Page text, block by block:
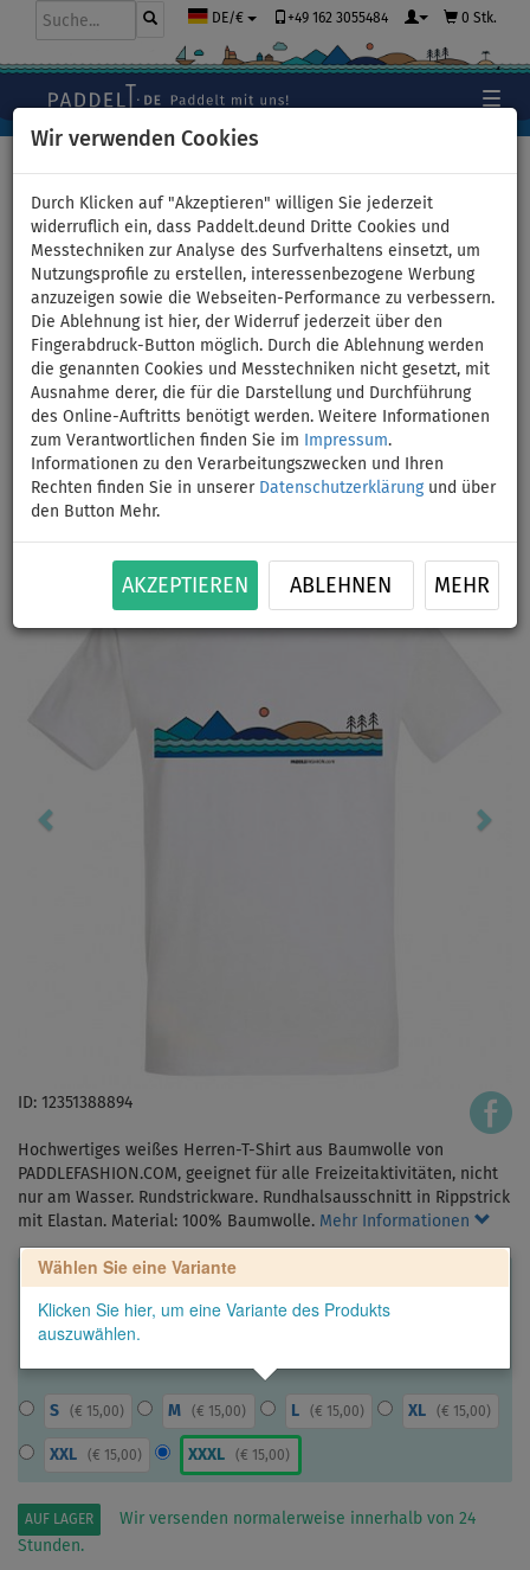
Wir verwenden Cookies
Durch Klicken auf "Akzeptieren" willigen Sie jederzeit
widerruflich ein, dass Paddelt.deund Dritte Cookies und
Messtechniken zur Analyse des Surfverhaltens einsetzt, um
Nutzungsprofile zu erstellen, interessenbezogene Werbung
anzuzeigen sowie die Webseiten-Performance zu verbessern.
Die Ablehnung ist hier, der Widerruf jederzeit über den
Fingerabdruck-Button möglich. Durch die Ablehnung werden
die genannten Cookies und Messtechniken nicht gesetzt, mit
Ausnahme derer, die für die Darstellung und Durchführung
des Online-Auftritts benötigt werden. Weitere Informationen
zum Verantwortlichen finden Sie im
Impressum.
Informationen zu den Verarbeitungszwecken und Ihren
Rechten finden Sie in unserer Datenschutzerklärungund über
den Button Mehr.
AKZEPTIEREN ABLEHNEN MEHR
DE/€ +49 162 3055484 0 Stk.
T-Shirt Herren
PADDLEFASHION.COM WHITE
Baumwolle kurzarm - Größe:
XXXL
BIS
-21 %
Previous Next
ID: 12351388894
Hochwertiges weißes Herren-T-Shirt aus Baumwolle von
PADDLEFASHION.COM, geeignet für alle Freizeitaktivitäten, nicht
nur am Wasser. Rundstrickware. Rundhalsausschnitt in Rippstrick
mit Elastan. Material: 100% Baumwolle. Mehr Informationen
Wählen Sie eine Variante
Klicken Sie hier, um eine Variante des Produkts
auszuwählen.
S ( € 15,00) M (€ 15,00) L ( € 15,00) XL ( € 15,00)
XXL ( € 15,00) XXXL (€ 15,00)
AUF LAGER
Wir versenden normalerweise innerhalb von 24
Stunden.